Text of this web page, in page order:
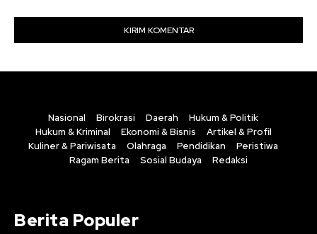
Nasional Birokrasi Daerah
Hukum & Politik
Hukum & Kriminal
Ekonomi & Bisnis
Artikel & Profil
Kuliner & Pariwisata
Olahraga Pendidikan
Peristiwa
Ragam Berita
Sosial Budaya Redaksi
Berita Populer